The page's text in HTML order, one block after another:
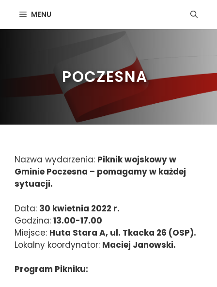
treści
MENU
POCZESNA
Nazwa wydarzenia: Piknik wojskowy w
Gminie Poczesna – pomagamy w każdej
sytuacji.
Data: 30 kwietnia 2022 r.
Godzina: 13.00-17.00
Miejsce: Huta Stara A, ul. Tkacka 26 (OSP).
Lokalny koordynator: Maciej Janowski.
Program Pikniku: